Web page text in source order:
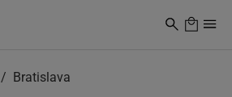
Bratislava